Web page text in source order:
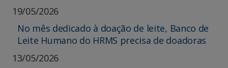
19/05/2026
No mês dedicado à doação de leite, Banco de
Leite Humano do HRMS precisa de doadoras
13/05/2026